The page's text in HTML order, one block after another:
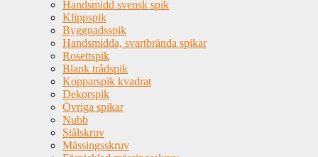
Handsmidd svensk spik
Klippspik
Byggnadsspik
Handsmidda, svartbrända spikar
Rosettspik
Blank trådspik
Kopparspik kvadrat
Dekorspik
Övriga spikar
Nubb
Stålskruv
Mässingsskruv